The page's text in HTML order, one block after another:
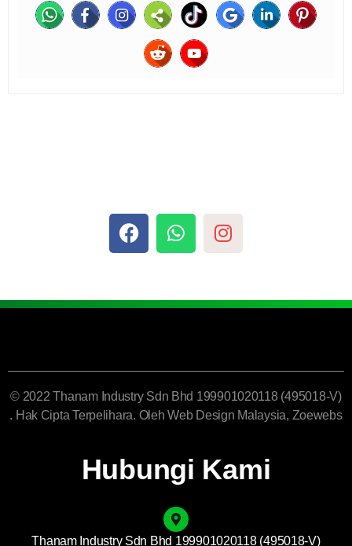
© 2022 Thanam Industry Sdn Bhd 199901020118 (495018-V)
. Hak Cipta Terpelihara. OlehWeb Design Malaysia, Zoewebs
Hubungi Kami
Thanam Industry Sdn Bhd 199901020118 (495018-V)